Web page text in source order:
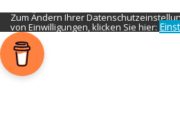
Zum Ändern Ihrer
von Einwilligungen, klicken Sie hier: